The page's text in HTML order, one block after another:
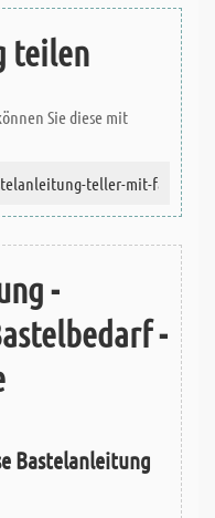
teilen
Sie diese mit
-
-
Bastelanleitung